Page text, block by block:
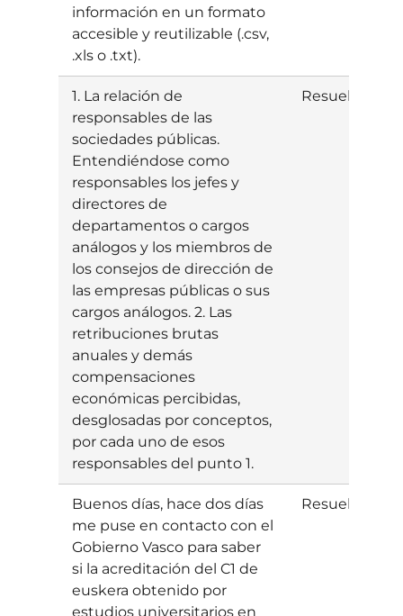
información en un formato
accesible y reutilizable (.csv,
.xls o .txt).
1. La relación de
responsables de las
sociedades públicas.
Entendiéndose como
responsables los jefes y
directores de
departamentos o cargos
análogos y los miembros de
los consejos de dirección de
las empresas públicas o sus
cargos análogos. 2. Las
retribuciones brutas
anuales y demás
compensaciones
económicas percibidas,
desglosadas por conceptos,
por cada uno de esos
responsables del punto 1.
Resuelta
Buenos días, hace dos días
me puse en contacto con el
Gobierno Vasco para saber
si la acreditación del C1 de
euskera obtenido por
estudios universitarios en
Resuelta